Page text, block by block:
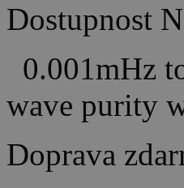
Dostupnost
0.001mHz
wave purity
Doprava